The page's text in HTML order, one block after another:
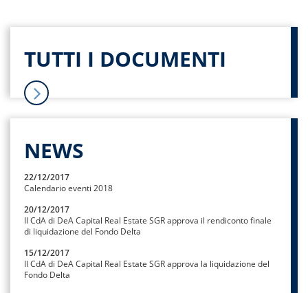
TUTTI I DOCUMENTI
NEWS
22/12/2017
Calendario eventi 2018
20/12/2017
Il CdA di DeA Capital Real Estate SGR approva il rendiconto finale
di liquidazione del Fondo Delta
15/12/2017
Il CdA di DeA Capital Real Estate SGR approva la liquidazione del
Fondo Delta